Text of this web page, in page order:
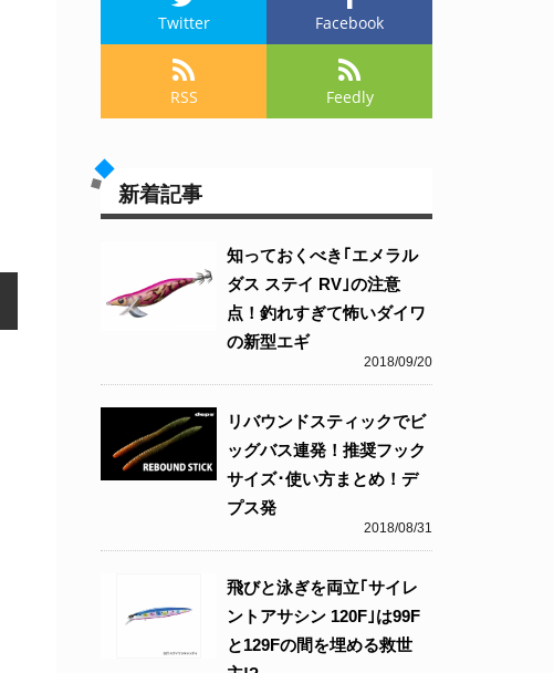
Twitter Facebook
RSS Feedly
新着記事
2018/09/20
知っておくべき｢エメラル
ダス ステイ RV｣の注意
点！釣れすぎて怖いダイワ
の新型エギ
2018/08/31
リバウンドスティックでビ
ッグバス連発！推奨フック
サイズ･使い方まとめ！デ
プス発
飛びと泳ぎを両立｢サイレ
ントアサシン 120F｣は99F
と129Fの間を埋める救世